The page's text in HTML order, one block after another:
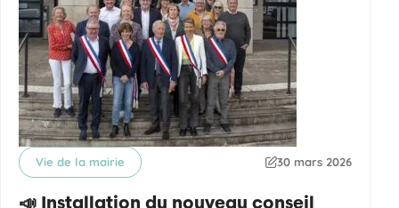
📣 Installation du nouveau conseil
Catégorie
Vie de la mairie Date de publication
30 mars 2026